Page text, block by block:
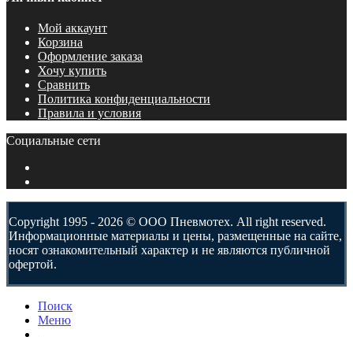
Мой аккаунт
Корзина
Оформление заказа
Хочу купить
Сравнить
Политика конфиденциальности
Правила и условия
Социальные сети
Copyright 1995 - 2026 © ООО Пневмотех. All right reserved.
Информационные материалы и цены, размещенные на сайте,
носят ознакомительный характер и не являются публичной
офертой.
Поиск
Меню